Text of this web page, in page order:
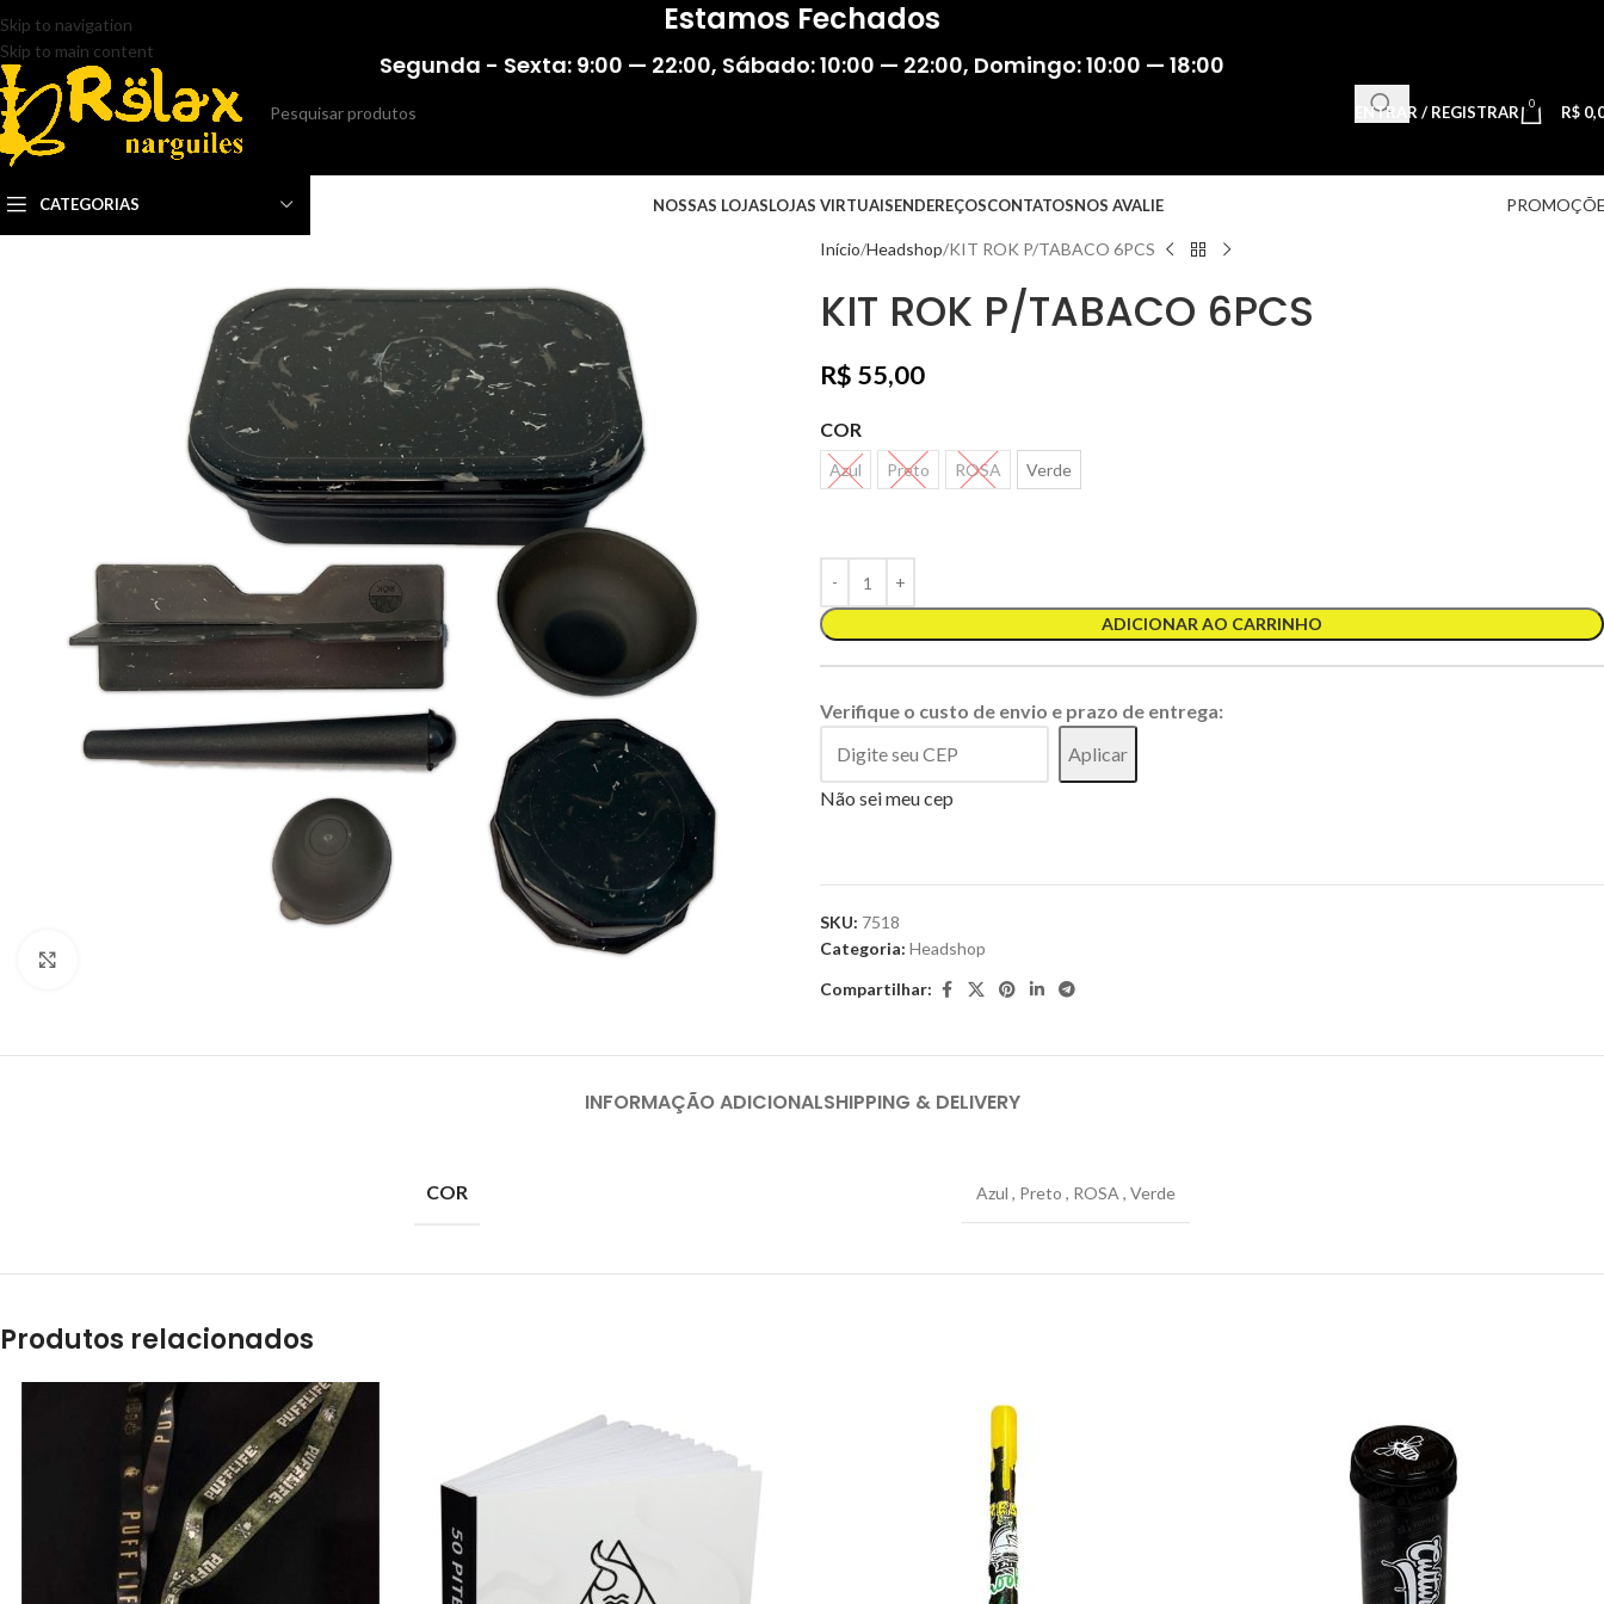
Skip to navigation
Skip to main content
Estamos Fechados
Segunda - Sexta: 9:00 — 22:00, Sábado: 10:00 — 22:00, Domingo: 10:00 — 18:00
ENTRAR / REGISTRAR 0 R$
CATEGORIAS NOSSAS LOJASLOJAS VIRTUAISENDEREÇOSCONTATOSNOS AVALIE
Início Headshop KIT ROK P/TABACO 6PCS
KIT ROK P/TABACO 6PCS
R$ 55,00
COR
Azul Preto ROSA Verde
ADICIONAR AO CARRINHO
Verifique o custo de envio e prazo de entrega:
Aplicar
Não sei meu cep
SKU: 7518
Categoria: Headshop
Compartilhar:
INFORMAÇÃO ADICIONALSHIPPING & DELIVERY
COR Azul , Preto , ROSA , Verde
Produtos relacionados